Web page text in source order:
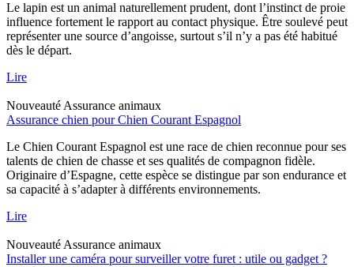
Le lapin est un animal naturellement prudent, dont l’instinct de proie
influence fortement le rapport au contact physique. Être soulevé peut
représenter une source d’angoisse, surtout s’il n’y a pas été habitué
dès le départ.
Lire
Nouveauté Assurance animaux
Assurance chien pour Chien Courant Espagnol
Le Chien Courant Espagnol est une race de chien reconnue pour ses
talents de chien de chasse et ses qualités de compagnon fidèle.
Originaire d’Espagne, cette espèce se distingue par son endurance et
sa capacité à s’adapter à différents environnements.
Lire
Nouveauté Assurance animaux
Installer une caméra pour surveiller votre furet : utile ou gadget ?